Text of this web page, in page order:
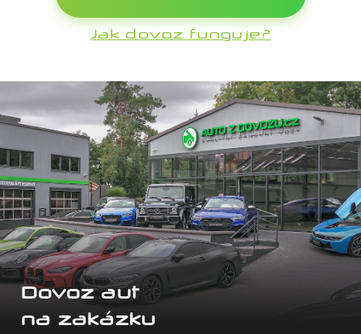
Škoda
Volkswagen
Volvo
Jak dovoz funguje?
Dovoz aut
na zakázku